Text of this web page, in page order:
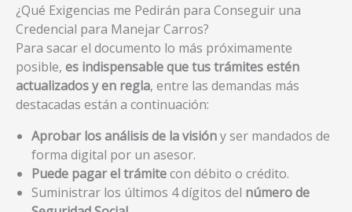
¿Qué Exigencias me Pedirán para Conseguir una
Credencial para Manejar Carros?
Para sacar el documento lo más próximamente
posible, es indispensable que tus trámites estén
actualizados y en regla, entre las demandas más
destacadas están a continuación:
Aprobar los análisis de la visióny ser mandados de
forma digital por un asesor.
Puede pagar el trámitecon débito o crédito.
Suministrar los últimos 4 dígitos del número de